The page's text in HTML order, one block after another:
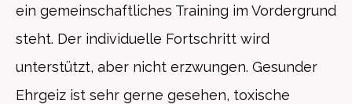
ein gemeinschaftliches Training im Vordergrund
steht. Der individuelle Fortschritt wird
unterstützt, aber nicht erzwungen. Gesunder
Ehrgeiz ist sehr gerne gesehen, toxische